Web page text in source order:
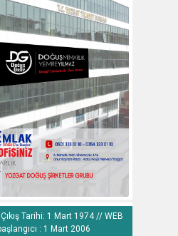
Tarihi: 1 Mart 1974 // WEB
: 1 Mart 2006